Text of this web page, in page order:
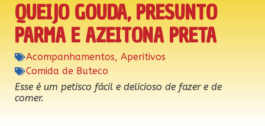
QUEIJO GOUDA, PRESUNTO
PARMA E AZEITONA PRETA
Acompanhamentos, Aperitivos
Comida de Buteco
Esse é um petisco fácil e delicioso de fazer e de
comer.